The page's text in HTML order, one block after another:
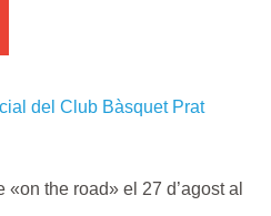
the road» el 27 d’agost al